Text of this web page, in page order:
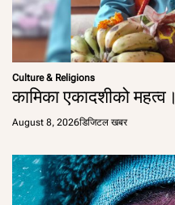
Culture & Religions
कामिका एकादशीको महत्व।
August 8, 2026डिजिटल खबर